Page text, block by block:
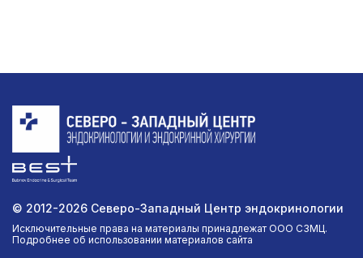
© 2012-2026 Северо-Западный Центр эндокринологии
Исключительные права на материалы принадлежат ООО СЗМЦ.
Подробнее об использовании материалов сайта